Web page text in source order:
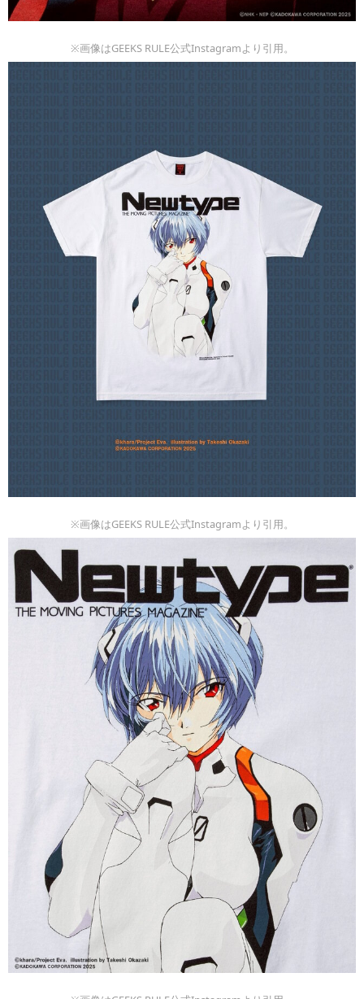
※画像はGEEKS RULE公式Instagramより引用。
※画像はGEEKS RULE公式Instagramより引用。